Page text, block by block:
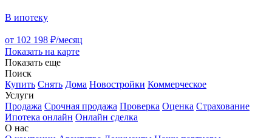
В ипотеку
от 102 198 ₽/месяц
Показать на карте
Показать еще
Поиск
Купить Снять Дома Новостройки Коммерческое
Услуги
Продажа Срочная продажа Проверка Оценка Страхование
Ипотека онлайн Онлайн сделка
О нас